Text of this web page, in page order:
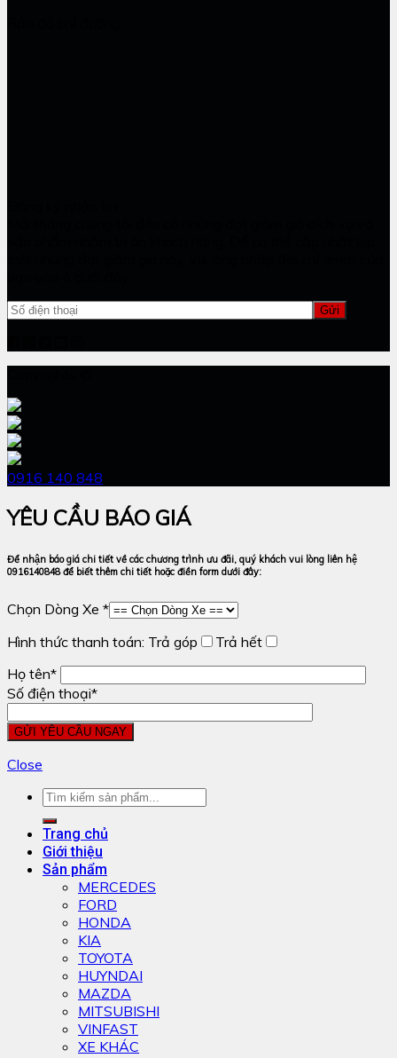
0916 140 848
YÊU CẦU BÁO GIÁ
Để nhận báo giá chi tiết về các chương trình ưu đãi, quý khách vui lòng liên hệ
0916140848 để biết thêm chi tiết hoặc điền form dưới đây:
Chọn Dòng Xe *
Hình thức thanh toán: Trả góp
Trả hết
Họ tên*
Số điện thoại*
Close
Trang chủ
Giới thiệu
Sản phẩm
MERCEDES
FORD
HONDA
KIA
TOYOTA
HUYNDAI
MAZDA
MITSUBISHI
VINFAST
XE KHÁC